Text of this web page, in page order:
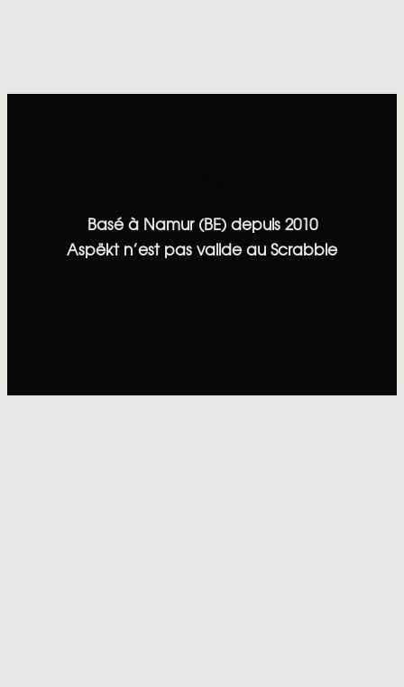
Basé à Namur (BE) depuis 2010
Aspëkt n’est pas valide au Scrabble